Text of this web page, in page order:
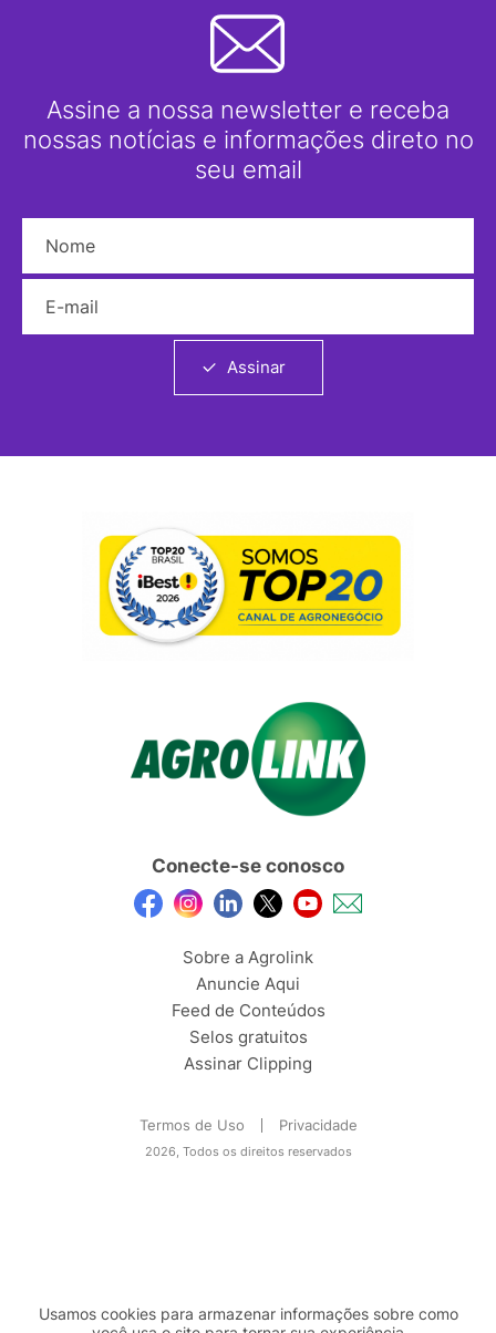
Assine a nossa newsletter e receba
nossas notícias e informações direto no
seu email
Assinar
Conecte-se conosco
Sobre a Agrolink
Anuncie Aqui
Feed de Conteúdos
Selos gratuitos
Assinar Clipping
Termos de Uso Privacidade
2026, Todos os direitos reservados
Usamos cookies para armazenar informações sobre como